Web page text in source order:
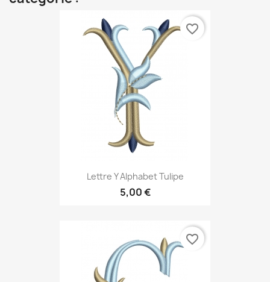
Lettre Y Alphabet Tulipe
5,00 €
favorite_border
favorite_border